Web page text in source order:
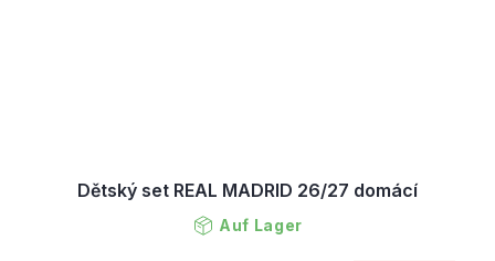
Dětský set REAL MADRID 26/27 domácí
Auf Lager